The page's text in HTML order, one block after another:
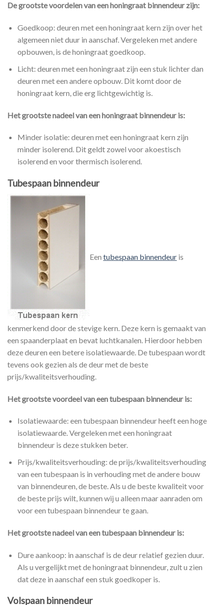
De grootste voordelen van een honingraat binnendeur zijn:
Goedkoop: deuren met een honingraat kern zijn over het
algemeen niet duur in aanschaf. Vergeleken met andere
opbouwen, is de honingraat goedkoop.
Licht: deuren met een honingraat zijn een stuk lichter dan
deuren met een andere opbouw. Dit komt door de
honingraat kern, die erg lichtgewichtig is.
Het grootste nadeel van een honingraat binnendeur is:
Minder isolatie: deuren met een honingraat kern zijn
minder isolerend. Dit geldt zowel voor akoestisch
isolerend en voor thermisch isolerend.
Tubespaan binnendeur
Een tubespaan binnendeur is
kenmerkend door de stevige kern. Deze kern is gemaakt van
een spaanderplaat en bevat luchtkanalen. Hierdoor hebben
deze deuren een betere isolatiewaarde. De tubespaan wordt
tevens ook gezien als de deur met de beste
prijs/kwaliteitsverhouding.
Het grootste voordeel van een tubespaan binnendeur is:
Isolatiewaarde: een tubespaan binnendeur heeft een hoge
isolatiewaarde. Vergeleken met een honingraat
binnendeur is deze stukken beter.
Prijs/kwaliteitsverhouding: de prijs/kwaliteitsverhouding
van een tubespaan is in verhouding met de andere bouw
van binnendeuren, de beste. Als u de beste kwaliteit voor
de beste prijs wilt, kunnen wij u alleen maar aanraden om
voor een tubespaan binnendeur te gaan.
Het grootste nadeel van een tubespaan binnendeur is:
Dure aankoop: in aanschaf is de deur relatief gezien duur.
Als u vergelijkt met de honingraat binnendeur, zult u zien
dat deze in aanschaf een stuk goedkoper is.
Volspaan binnendeur